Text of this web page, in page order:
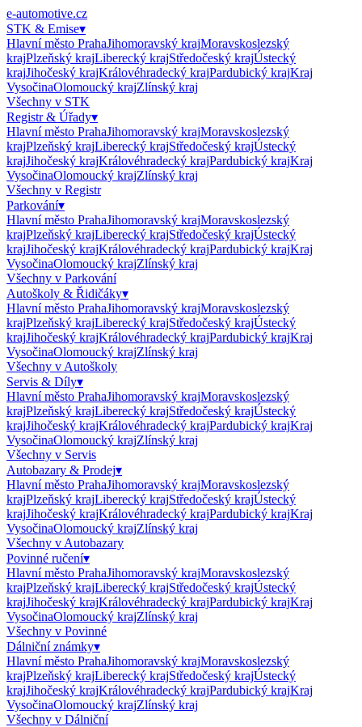
e-automotive.cz
STK & Emise▾
Hlavní město PrahaJihomoravský krajMoravskoslezský
krajPlzeňský krajLiberecký krajStředočeský krajÚstecký
krajJihočeský krajKrálovéhradecký krajPardubický krajKraj
VysočinaOlomoucký krajZlínský kraj
Všechny v STK
Registr & Úřady▾
Hlavní město PrahaJihomoravský krajMoravskoslezský
krajPlzeňský krajLiberecký krajStředočeský krajÚstecký
krajJihočeský krajKrálovéhradecký krajPardubický krajKraj
VysočinaOlomoucký krajZlínský kraj
Všechny v Registr
Parkování▾
Hlavní město PrahaJihomoravský krajMoravskoslezský
krajPlzeňský krajLiberecký krajStředočeský krajÚstecký
krajJihočeský krajKrálovéhradecký krajPardubický krajKraj
VysočinaOlomoucký krajZlínský kraj
Všechny v Parkování
Autoškoly & Řidičáky▾
Hlavní město PrahaJihomoravský krajMoravskoslezský
krajPlzeňský krajLiberecký krajStředočeský krajÚstecký
krajJihočeský krajKrálovéhradecký krajPardubický krajKraj
VysočinaOlomoucký krajZlínský kraj
Všechny v Autoškoly
Servis & Díly▾
Hlavní město PrahaJihomoravský krajMoravskoslezský
krajPlzeňský krajLiberecký krajStředočeský krajÚstecký
krajJihočeský krajKrálovéhradecký krajPardubický krajKraj
VysočinaOlomoucký krajZlínský kraj
Všechny v Servis
Autobazary & Prodej▾
Hlavní město PrahaJihomoravský krajMoravskoslezský
krajPlzeňský krajLiberecký krajStředočeský krajÚstecký
krajJihočeský krajKrálovéhradecký krajPardubický krajKraj
VysočinaOlomoucký krajZlínský kraj
Všechny v Autobazary
Povinné ručení▾
Hlavní město PrahaJihomoravský krajMoravskoslezský
krajPlzeňský krajLiberecký krajStředočeský krajÚstecký
krajJihočeský krajKrálovéhradecký krajPardubický krajKraj
VysočinaOlomoucký krajZlínský kraj
Všechny v Povinné
Dálniční známky▾
Hlavní město PrahaJihomoravský krajMoravskoslezský
krajPlzeňský krajLiberecký krajStředočeský krajÚstecký
krajJihočeský krajKrálovéhradecký krajPardubický krajKraj
VysočinaOlomoucký krajZlínský kraj
Všechny v Dálniční